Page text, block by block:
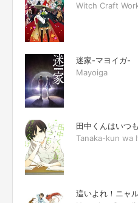
Witch Craft
迷家-マヨイガ-
Mayoiga
田中くんはいつ
Tanaka-kun wa
這いよれ！ニャ